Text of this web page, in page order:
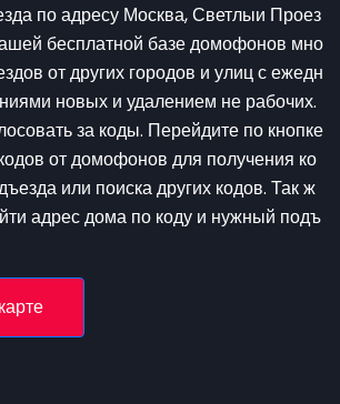
по адресу Москва, Светлыи Проез
бесплатной базе домофонов мно
от других городов и улиц с ежедн
новых и удалением не рабочих.
за коды. Перейдите по кнопке
от домофонов для получения ко
или поиска других кодов. Так ж
адрес дома по коду и нужный подъ